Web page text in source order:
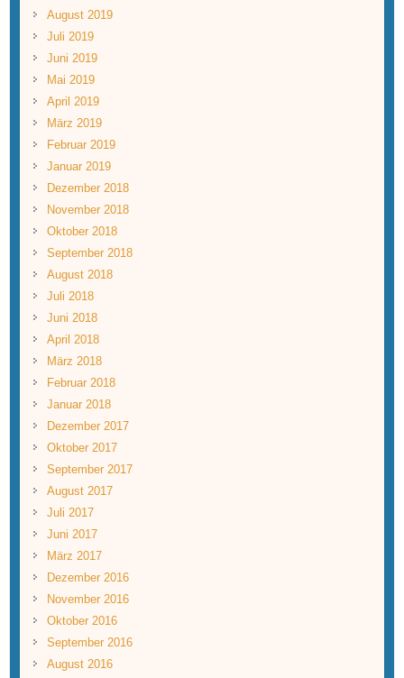
August 2019
Juli 2019
Juni 2019
Mai 2019
April 2019
März 2019
Februar 2019
Januar 2019
Dezember 2018
November 2018
Oktober 2018
September 2018
August 2018
Juli 2018
Juni 2018
April 2018
März 2018
Februar 2018
Januar 2018
Dezember 2017
Oktober 2017
September 2017
August 2017
Juli 2017
Juni 2017
März 2017
Dezember 2016
November 2016
Oktober 2016
September 2016
August 2016